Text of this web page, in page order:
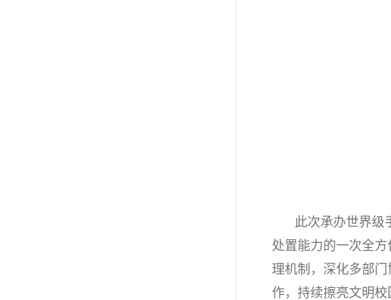
此次承办世界级
处置能力的一次全
理机制，深化多部
作，持续擦亮文明